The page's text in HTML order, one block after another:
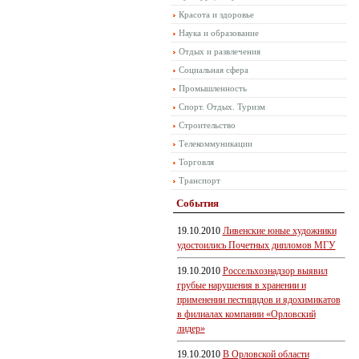
Красота и здоровье
Наука и образование
Отдых и развлечения
Социальная сфера
Промышленность
Спорт. Отдых. Туризм
Строительство
Телекоммуникации
Торговля
Транспорт
События
19.10.2010 Ливенские юные художники
удостоились Почетных дипломов МГУ
19.10.2010 Россельхознадзор выявил
грубые нарушения в хранении и
применении пестицидов и ядохимикатов
в филиалах компании «Орловский
лидер»
19.10.2010 В Орловской области